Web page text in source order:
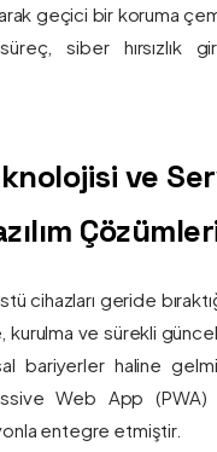
geçici bir koruma
siber hırsızlık
ve
cihazları geride
ve sürekli
bariyerler haline
Web App (PWA)
entegre etmiştir.